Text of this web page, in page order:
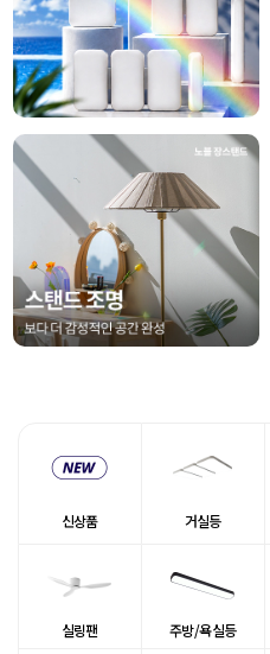
신상품 거실등
실링팬 주방/욕실등